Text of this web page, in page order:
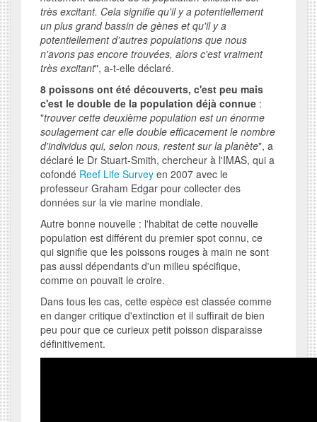
très excitant. Cela signifie qu'il y a potentiellement
un plus grand bassin de gènes et qu'il y a
potentiellement d'autres populations que nous
n'avons pas encore trouvées, alors c'est vraiment
très excitant", a-t-elle déclaré.
8 poissons ont été découverts, c'est peu mais
c'est le double de la population déjà connue :
"trouver cette deuxième population est un énorme
soulagement car elle double efficacement le nombre
d'individus qui, selon nous, restent sur la planète", a
déclaré le Dr Stuart-Smith, chercheur à l'IMAS, qui a
cofondé Reef Life Survey en 2007 avec le
professeur Graham Edgar pour collecter des
données sur la vie marine mondiale.
Autre bonne nouvelle : l'habitat de cette nouvelle
population est différent du premier spot connu, ce
qui signifie que les poissons rouges à main ne sont
pas aussi dépendants d'un milieu spécifique,
comme on pouvait le croire.
Dans tous les cas, cette espèce est classée comme
en danger critique d'extinction et il suffirait de bien
peu pour que ce curieux petit poisson disparaisse
définitivement.